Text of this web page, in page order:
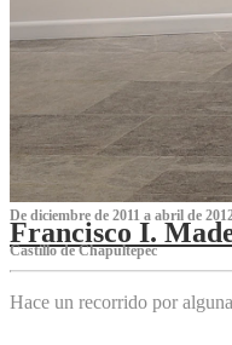
De diciembre de 2011 a abril de
Francisco I.
Castillo de Chapultepec
Hace un recorrido por